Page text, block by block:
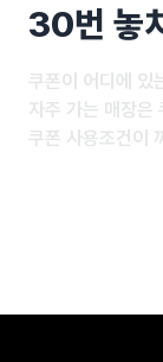
30번 놓
쿠폰이 어디에 있
자주 가는 매장은
쿠폰 사용조건이